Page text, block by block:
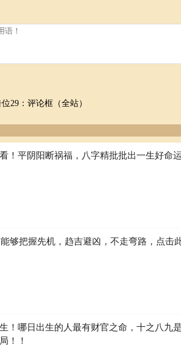
位29：评论框（全站）
！平阴阳断祸福，八字精批批出一生好命运
够把握先机，趋吉避凶，不走弯路，点击
！哪日出生的人最有财官之命，十之八九
！！